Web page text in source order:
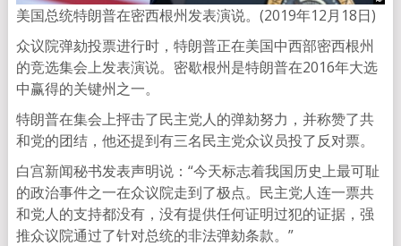
美国总统特朗普在密西根州发表演说。(2019年12月18日)
众议院弹劾投票进行时，特朗普正在美国中西部密西根州
的竞选集会上发表演说。密歇根州是特朗普在2016年大选
中赢得的关键州之一。
特朗普在集会上抨击了民主党人的弹劾努力，并称赞了共
和党的团结，他还提到有三名民主党众议员投了反对票。
白宫新闻秘书发表声明说：“今天标志着我国历史上最可耻
的政治事件之一在众议院走到了极点。民主党人连一票共
和党人的支持都没有，没有提供任何证明过犯的证据，强
推众议院通过了针对总统的非法弹劾条款。”